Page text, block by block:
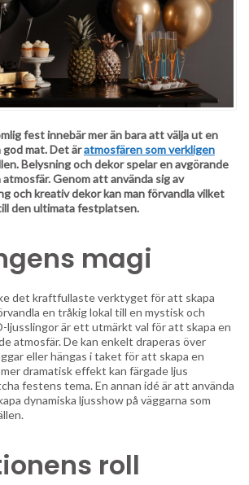
fest innebär mer än bara att välja ut en
god mat. Det äratmosfären som verkligen
Belysning och dekor spelar en avgörande
Genom att använda sig av
och kreativ dekor kan man förvandla vilket
den ultimata festplatsen.
magi
det kraftfullaste verktyget för att skapa
en tråkig lokal till en mystisk och
ljusslingor är ett utmärkt val för att skapa en
atmosfär. De kan enkelt draperas över
eller hängas i taket för att skapa en
dramatisk effekt kan färgade ljus
festens tema. En annan idé är att använda
dynamiska ljusshow på väggarna som
roll